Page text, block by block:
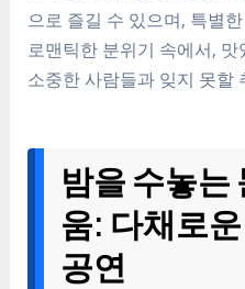
으로 즐길 수 있으며, 특별
로맨틱한 분위기 속에서,
소중한 사람들과 잊지 못할
밤을 수놓는
움: 다채로
공연